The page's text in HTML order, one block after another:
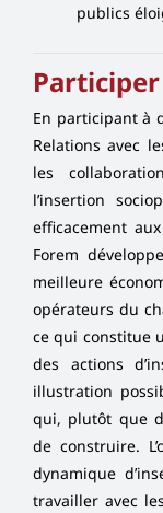
publics
En participant à
Relations avec
les
l’insertion
efficacement
Forem
meilleure
opérateurs du
ce qui constitue
des actions
illustration
qui, plutôt que
de construire.
dynamique
travailler avec